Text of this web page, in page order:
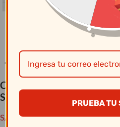
Circle Glass – Set X 6
Street # 44561
S/ 54.50
PRUEBA TU